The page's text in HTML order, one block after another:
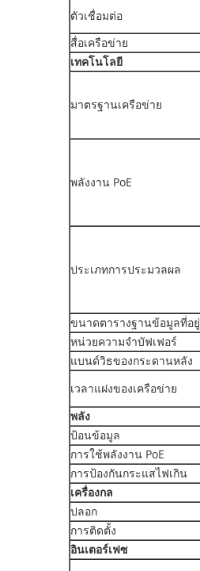
ตัวเชื่อมต่อ
สื่อเครือข่าย
เทคโนโลยี
มาตรฐานเครือข่าย
พลังงาน PoE
ประเภทการประมวลผล
ขนาดตารางฐานข้อมูลที่อยู่
หน่วยความจำบัฟเฟอร์
แบนด์วิธของกระดานหลัง
เวลาแฝงของเครือข่าย
พลัง
ป้อนข้อมูล
การใช้พลังงาน PoE
การป้องกันกระแสไฟเกิน
เครื่องกล
ปลอก
การติดตั้ง
อินเตอร์เฟซ